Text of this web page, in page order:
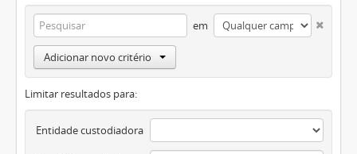
em
Adicionar novo critério
Limitar resultados para:
Entidade custodiadora